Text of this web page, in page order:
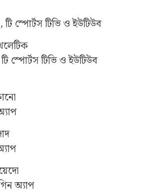
টি স্পোর্টস টিভি ও ইউটিউব
স্পোর্টস টিভি ও ইউটিউব
অ্যাপ